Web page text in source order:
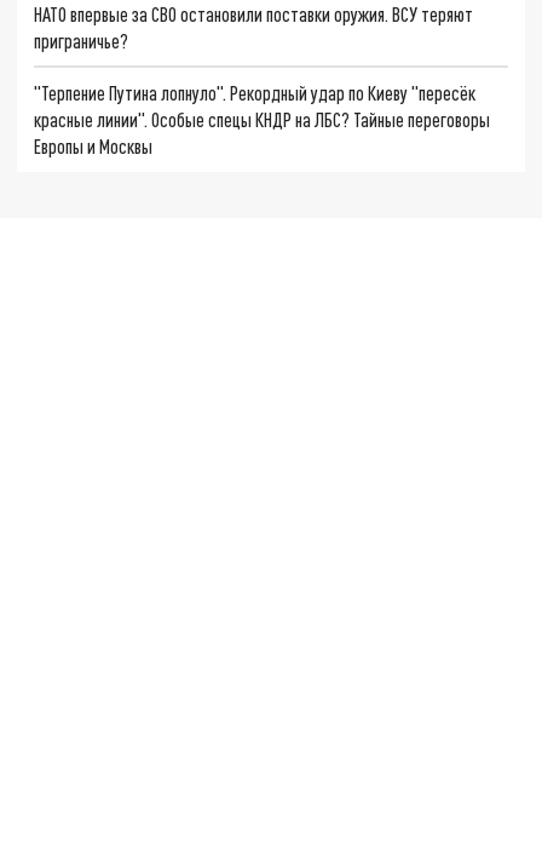
НАТО впервые за СВО остановили поставки оружия. ВСУ теряют
приграничье?
"Терпение Путина лопнуло". Рекордный удар по Киеву "пересёк
красные линии". Особые спецы КНДР на ЛБС? Тайные переговоры
Европы и Москвы